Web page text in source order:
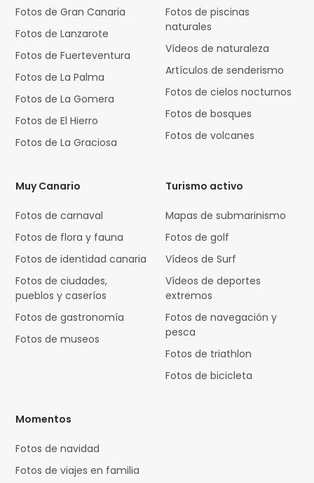
Fotos de Gran Canaria
Fotos de Lanzarote
Fotos de Fuerteventura
Fotos de La Palma
Fotos de La Gomera
Fotos de El Hierro
Fotos de La Graciosa
Fotos de piscinas
naturales
Vídeos de naturaleza
Artículos de senderismo
Fotos de cielos nocturnos
Fotos de bosques
Fotos de volcanes
Muy Canario
Fotos de carnaval
Fotos de flora y fauna
Fotos de identidad canaria
Fotos de ciudades,
pueblos y caseríos
Fotos de gastronomía
Fotos de museos
Turismo activo
Mapas de submarinismo
Fotos de golf
Vídeos de Surf
Vídeos de deportes
extremos
Fotos de navegación y
pesca
Fotos de triathlon
Fotos de bicicleta
Momentos
Fotos de navidad
Fotos de viajes en familia